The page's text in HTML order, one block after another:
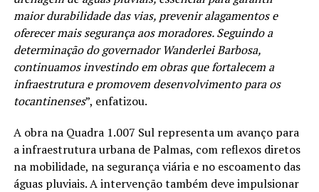
maior durabilidade das vias, prevenir alagamentos e
oferecer mais segurança aos moradores. Seguindo a
determinação do governador Wanderlei Barbosa,
continuamos investindo em obras que fortalecem a
infraestrutura e promovem desenvolvimento para os
tocantinenses”, enfatizou.
A obra na Quadra 1.007 Sul representa um avanço para
a infraestrutura urbana de Palmas, com reflexos diretos
na mobilidade, na segurança viária e no escoamento das
águas pluviais. A intervenção também deve impulsionar